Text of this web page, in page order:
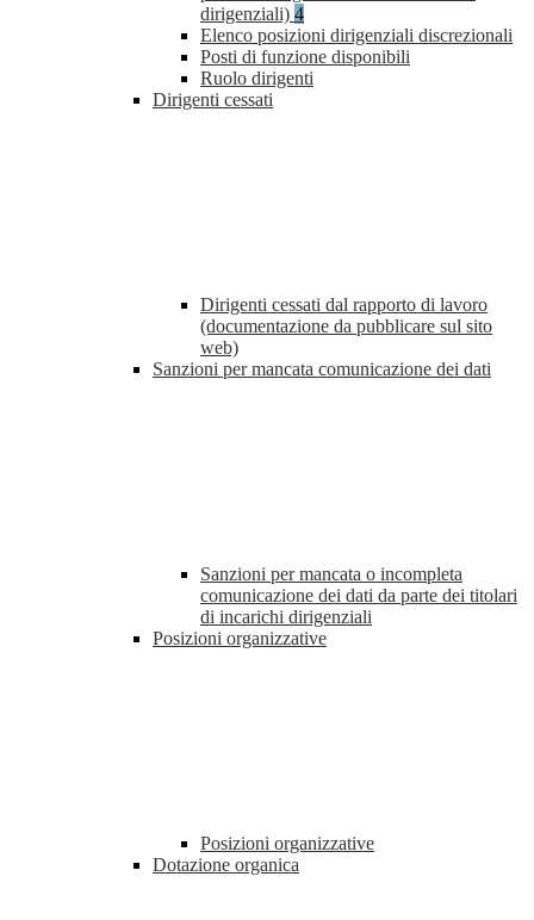
dirigenziali) 4
Elenco posizioni dirigenziali discrezionali
Posti di funzione disponibili
Ruolo dirigenti
Dirigenti cessati
Dirigenti cessati dal rapporto di lavoro
(documentazione da pubblicare sul sito
web)
Sanzioni per mancata comunicazione dei dati
Sanzioni per mancata o incompleta
comunicazione dei dati da parte dei titolari
di incarichi dirigenziali
Posizioni organizzative
Posizioni organizzative
Dotazione organica